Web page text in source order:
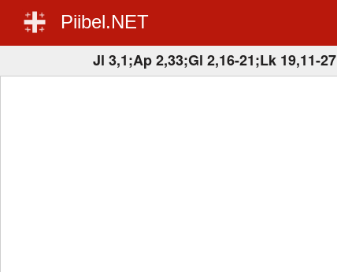
Piibel.NET
Jl 3,1;Ap 2,33;Gl 2,16-21;Lk 19,11-27